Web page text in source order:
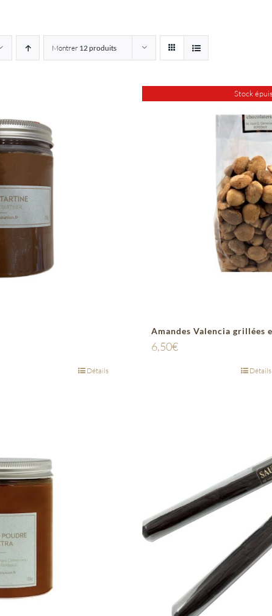
Montrer 12 produits
Détails
Stock
Amandes Valencia grillées
6,50€
Détails